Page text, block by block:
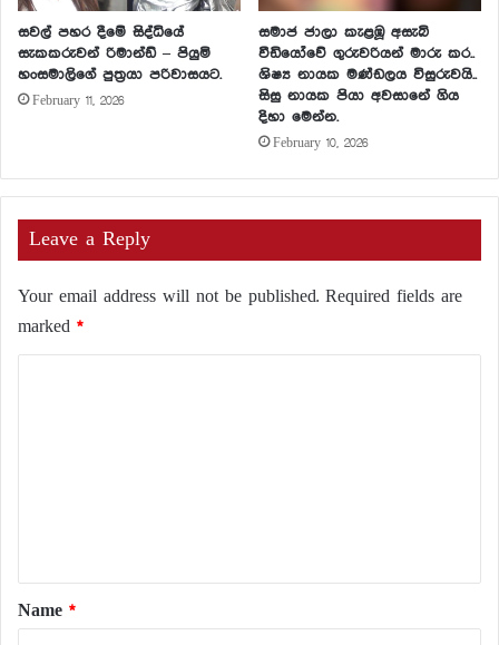
සවල් පහර දීමේ සිද්ධියේ
සැකකරුවන් රිමාන්ඩ් – පියුමි
හංසමාලිගේ පුත්‍රයා පරිවාසයට.
February 11, 2026
සමාජ ජාලා කැළඹූ අසැබි
වීඩියෝවේ ගුරුවරියන් මාරු කර..
ශිෂ්‍ය නායක මණ්ඩලය විසුරුවයි..
සිසු නායක පියා අවසානේ ගිය
දිහා මෙන්න.
February 10, 2026
Leave a Reply
Your email address will not be published. Required fields are
marked *
*
Name *